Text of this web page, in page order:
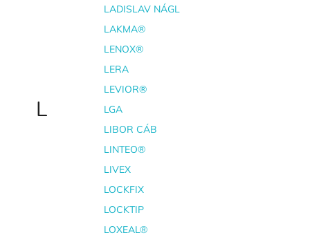
L
LADISLAV NÁGL
LAKMA®
LENOX®
LERA
LEVIOR®
LGA
LIBOR CÁB
LINTEO®
LIVEX
LOCKFIX
LOCKTIP
LOXEAL®